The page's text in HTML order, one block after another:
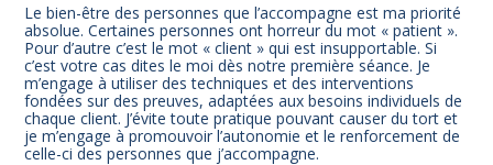
Le bien-être des personnes que l’accompagne est ma priorité
absolue. Certaines personnes ont horreur du mot « patient ».
Pour d’autre c’est le mot « client » qui est insupportable. Si
c’est votre cas dites le moi dès notre première séance. Je
m’engage à utiliser des techniques et des interventions
fondées sur des preuves, adaptées aux besoins individuels de
chaque client. J’évite toute pratique pouvant causer du tort et
je m’engage à promouvoir l’autonomie et le renforcement de
celle-ci des personnes que j’accompagne.